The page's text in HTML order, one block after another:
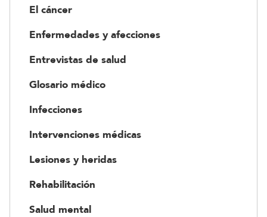
El cáncer
Enfermedades y afecciones
Entrevistas de salud
Glosario médico
Infecciones
Intervenciones médicas
Lesiones y heridas
Rehabilitación
Salud mental